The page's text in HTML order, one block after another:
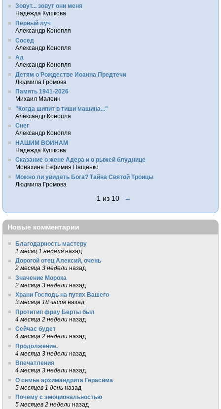
Зовут... зовут они меня
Надежда Кушкова
Первый луч
Александр Конопля
Сосед
Александр Конопля
Ад
Александр Конопля
Детям о Рождестве Иоанна Предтечи
Людмила Громова
Память 1941-2026
Михаил Малеин
"Когда шипит в тиши машина..."
Александр Конопля
Снег
Александр Конопля
НАШИМ ВОИНАМ
Надежда Кушкова
Сказание о жене Адера и о рыжей блуднице
Монахиня Евфимия Пащенко
Можно ли увидеть Бога? Тайна Святой Троицы
Людмила Громова
1 из 10 →
Новые комментарии
Благодарность мастеру
1 месяц 1 неделя назад
Дорогой отец Алексий, очень
2 месяца 3 недели назад
Значение Морока
2 месяца 3 недели назад
Храни Господь на путях Вашего
3 месяца 18 часов назад
Протитип фрау Берты был
4 месяца 2 недели назад
Сейчас будет
4 месяца 2 недели назад
Продолжение.
4 месяца 3 недели назад
Впечатления
4 месяца 3 недели назад
О семье архимандрита Герасима
5 месяцев 1 день назад
Почему с эмоциональностью
5 месяцев 2 недели назад